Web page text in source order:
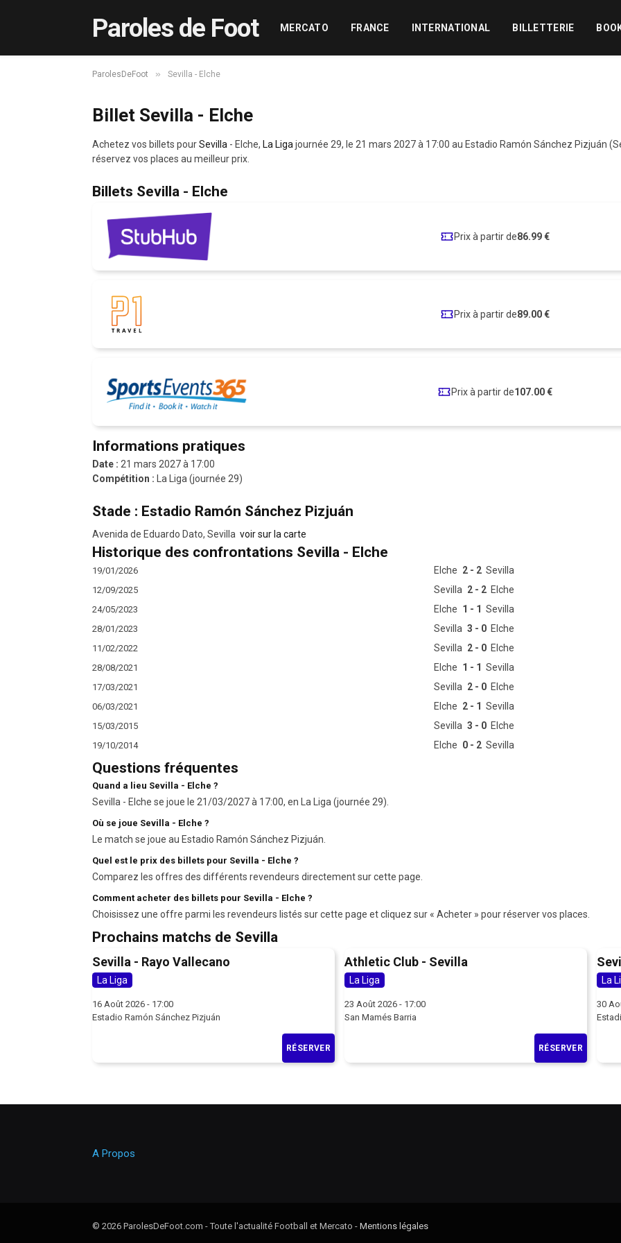
Paroles de Foot MERCATO FRANCE INTERNATIONAL BILLETTERIE
ParolesDeFoot » Sevilla - Elche
Billet Sevilla - Elche
Achetez vos billets pourSevilla - Elche, La Liga journée 29, le 21 mars 2027 à 17:00 au Estadio Ramón Sánchez Pizjuán
réservez vos places au meilleur prix.
Billets Sevilla - Elche
Prix à partir de86.99 €
Prix à partir de89.00 €
Prix à partir de107.00 €
Informations pratiques
Date : 21 mars 2027 à 17:00
Compétition : La Liga (journée 29)
Stade : Estadio Ramón Sánchez Pizjuán
Avenida de Eduardo Dato, Sevilla voir sur la carte
Historique des confrontations Sevilla - Elche
19/01/2026 Elche 2 - 2 Sevilla
12/09/2025
Sevilla 2 - 2 Elche
24/05/2023
Elche 1 - 1 Sevilla
28/01/2023
Sevilla 3 - 0 Elche
11/02/2022
Sevilla 2 - 0 Elche
28/08/2021
Elche 1 - 1 Sevilla
17/03/2021
Sevilla 2 - 0 Elche
06/03/2021
Elche 2 - 1 Sevilla
15/03/2015
Sevilla 3 - 0 Elche
19/10/2014
Elche 0 - 2 Sevilla
Questions fréquentes
Quand a lieu Sevilla - Elche ?
Sevilla - Elche se joue le 21/03/2027 à 17:00, en La Liga (journée 29).
Où se joue Sevilla - Elche ?
Le match se joue au Estadio Ramón Sánchez Pizjuán.
Quel est le prix des billets pour Sevilla - Elche ?
Comparez les offres des différents revendeurs directement sur cette page.
Comment acheter des billets pour Sevilla - Elche ?
Choisissez une offre parmi les revendeurs listés sur cette page et cliquez sur « Acheter » pour réserver vos places.
Prochains matchs de Sevilla
Sevilla - Rayo Vallecano
La Liga
16 Août 2026 - 17:00
Estadio Ramón Sánchez Pizjuán
RÉSERVER
Athletic Club - Sevilla
La Liga
23 Août 2026 - 17:00
San Mamés Barria
RÉSERVER
La
30
A Propos
© 2026 ParolesDeFoot.com - Toute l'actualité Football et Mercato - Mentions légales